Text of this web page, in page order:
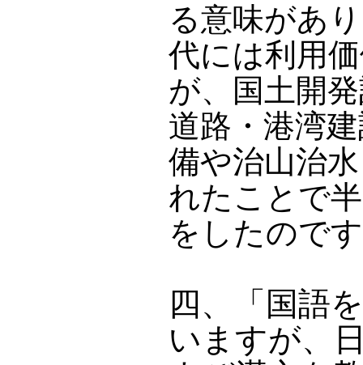
る意味があ
代には利用
が、国土開
道路・港湾
備や治山治
れたことで
をしたので
四、「国語
いますが、